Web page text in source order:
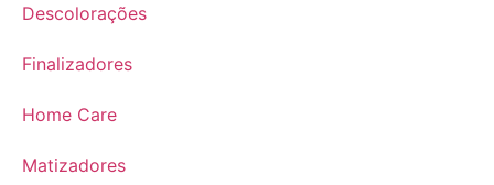
Descolorações
Finalizadores
Home Care
Matizadores